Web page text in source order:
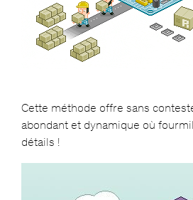
Cette méthode offre sans
abondant et dynamique où
détails !